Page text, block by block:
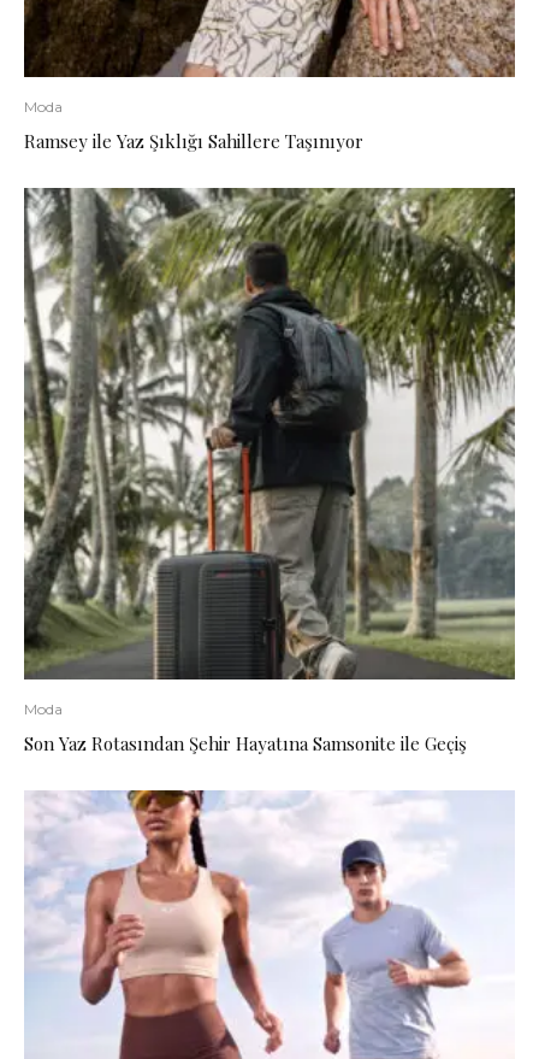
Moda
Ramsey ile Yaz Şıklığı Sahillere Taşınıyor
Moda
Son Yaz Rotasından Şehir Hayatına Samsonite ile Geçiş